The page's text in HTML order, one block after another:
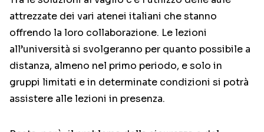
attrezzate dei vari atenei italiani che stanno
offrendo la loro collaborazione. Le lezioni
all’università si svolgeranno per quanto possibile a
distanza, almeno nel primo periodo, e solo in
gruppi limitati e in determinate condizioni si potrà
assistere alle lezioni in presenza.